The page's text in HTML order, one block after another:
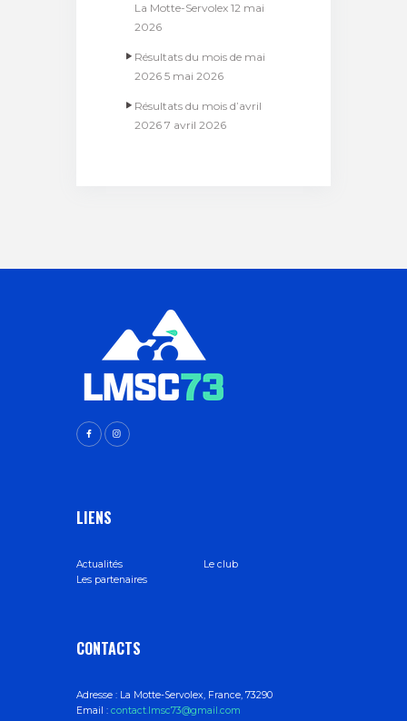
La Motte-Servolex 12 mai
2026
Résultats du mois de mai
2026 5 mai 2026
Résultats du mois d’avril
2026 7 avril 2026
LIENS
Actualités
Le club
Les partenaires
CONTACTS
Adresse : La Motte-Servolex, France, 73290
Email : contact.lmsc73@gmail.com